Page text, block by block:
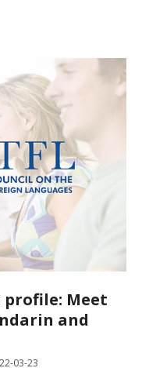
profile: Meet
and
03-23